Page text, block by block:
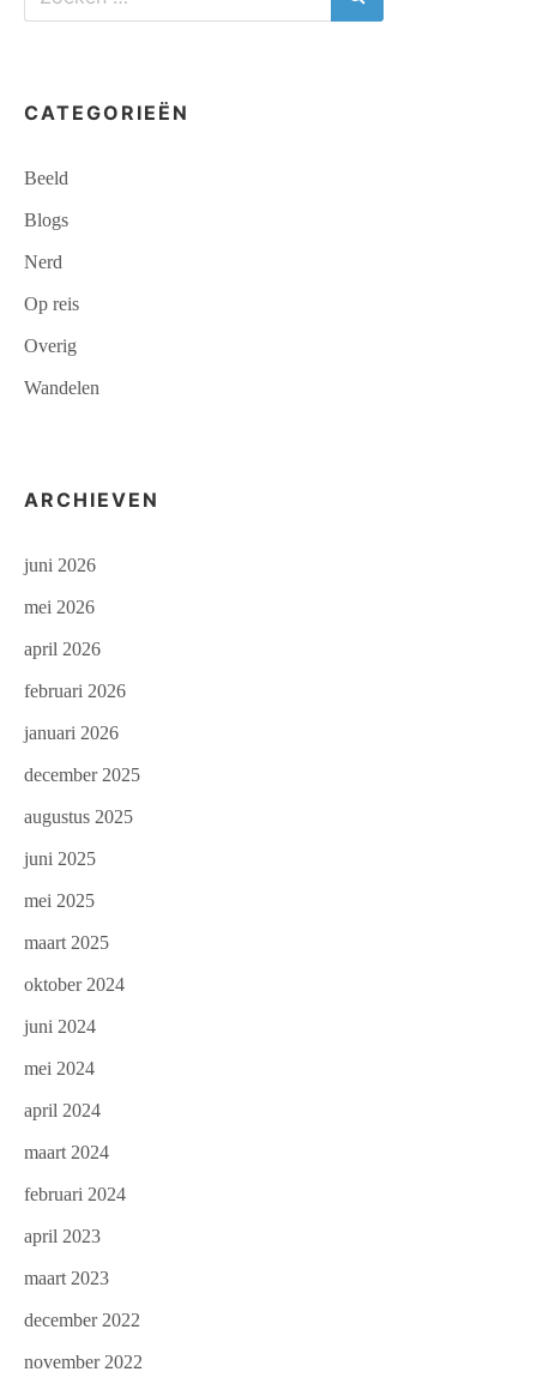
naar:
Zoeken
CATEGORIEËN
Beeld
Blogs
Nerd
Op reis
Overig
Wandelen
ARCHIEVEN
juni 2026
mei 2026
april 2026
februari 2026
januari 2026
december 2025
augustus 2025
juni 2025
mei 2025
maart 2025
oktober 2024
juni 2024
mei 2024
april 2024
maart 2024
februari 2024
april 2023
maart 2023
december 2022
november 2022